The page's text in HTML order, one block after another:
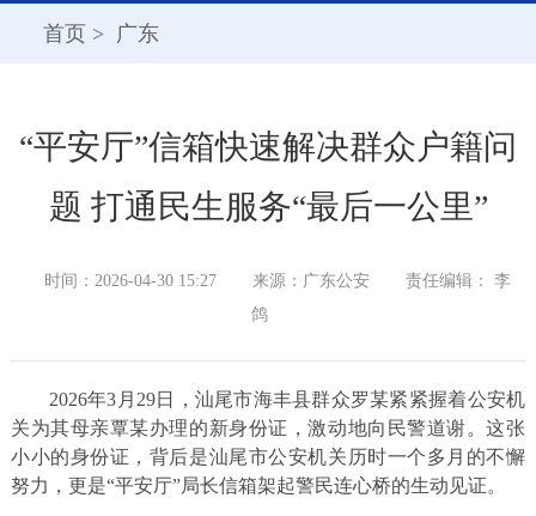
首页 > 广东
“平安厅”信箱快速解决群众户籍问
题 打通民生服务“最后一公里”
时间：2026-04-30 15:27 来源：广东公安
责任编辑： 李
鸽
2026年3月29日，汕尾市海丰县群众罗某紧紧握着公安机
关为其母亲覃某办理的新身份证，激动地向民警道谢。这张
小小的身份证，背后是汕尾市公安机关历时一个多月的不懈
努力，更是“平安厅”局长信箱架起警民连心桥的生动见证。